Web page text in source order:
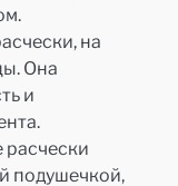
на
Она
и
подушечкой,